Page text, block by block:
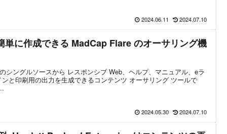
2024.06.11 2024.07.10
単に作成できる MadCap Flare のオーサリング機
シングルソースから レスポンシブ Web、ヘルプ、マニュアル、eラ
と印刷用の出力を生成できるコンテンツ オーサリング ツールで
2024.05.30 2024.07.10